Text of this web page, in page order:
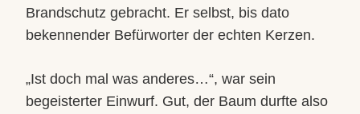
Brandschutz gebracht. Er selbst, bis dato
bekennender Befürworter der echten Kerzen.
„Ist doch mal was anderes…“, war sein
begeisterter Einwurf. Gut, der Baum durfte also